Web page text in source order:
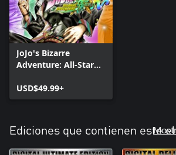
JoJo's Bizarre
Adventure: All-Star
USD$49.99+
Ediciones que contienen este